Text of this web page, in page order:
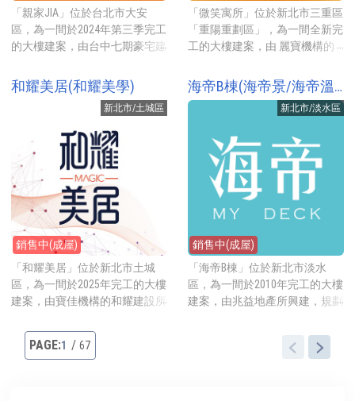
網球場、籃球場等。採買可步行
6分鐘到傳統市場大龍市場、步
行4分鐘可到家樂福超市台北酒
大龍街夜市，走路14分鐘可到有
溫水泳池的大同運動中心。步行
到佔地萬坪的公七簡易自然公
園，步行至輕軌淡海新市鎮站約
7分鐘。採買建議開車約4分鐘至
心，運動中心內有運動有泳池、
籃球場、羽球場、健身房等多樣
場，廣場內有各式商家、美食餐
廳與淡海美麗新影城。
「親家JIA」位於台北市大安
區，為一間於2024年第三季完工
的大樓建案，由台中七期豪宅建
規劃1-2房11-27坪的房型，地點
就在安東街靜巷內，步行到捷運
忠孝復興站約3分鐘，離SOGO百
貨5分鐘路程，2026年開賣時每
坪牌價約168-173萬元起。 建案
基地約391坪，興建一棟地上15
層地下3層的電梯大廈，規劃1房
(11坪)、2房(18-25坪)、2+1房(27
坪)的房型，戶戶挑高3米6，平
均一層9戶共用2部電梯，合計共
105戶住家，一樓有2戶店面。公
設比約38.9%，提供的公設有一
樓挑高6米的接待大廳、空中花
園等。 建案地點就在安東街靜
3分鐘，採買可步行5分鐘到大潤
發中崙店，步行4分鐘到百貨公
司微風廣場、5分鐘到SOGO百貨
「微笑寓所」位於新北市三重區
「重陽重劃區」，為一間全新完
工的大樓建案，由 麗寶機構的
售，為地上權產品，規劃26-44
坪的房型，地點就在吉祥街上，
2026年實價登錄(已扣車位)每坪
坪，興建AB2棟地上10層地下2
層的電梯大廈，規劃 2房(25、
26、29坪)與3房(44坪)的房型，
合計共36戶住家，另有1戶店
面、1戶飲食店及1戶辦公室。公
待大廳、交誼廳等。 建案地點
在「重陽重劃區」的吉祥街上，
走路1分鐘就是社區公園親水公
園，採買可步行6分鐘到家樂福
園，公園內有籃球場、網球場、
兒童遊樂器材等多樣化設施，另
和耀美居(和耀美學)
新北市/土城區
銷售中(成屋)
「和耀美居」位於新北市土城
區，為一間於2025年完工的大樓
建案，由寶佳機構的和耀建設所
型，地點就在中央路四段靜巷
內，靠近鴻海，2026年開賣時每
海帝B棟(海帝景/海帝溫泉B棟)
新北市/淡水區
銷售中(成屋)
「海帝B棟」位於新北市淡水
區，為一間於2010年完工的大樓
建案，由兆益地產所興建，規劃
1550米溫泉水脈，主打戶戶溫泉
到府，地點在中正東路一段靜巷
1 67